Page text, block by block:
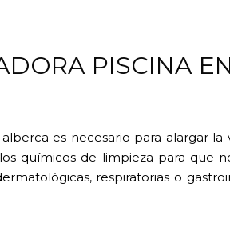
PISCINA
es necesario para alargar la
químicos de limpieza para que
respiratorias o